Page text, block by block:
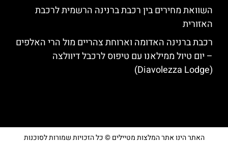
השוואת מחירים בין רכבת ברנינה הרשמית לרכבת
האזורית
רכבת ברנינה האדומה וארוחת צהריים מול הרי האלפים
– יום טיול ממילאנו עם טיפוס לרכבל דיוולצה
(Diavolezza Lodge)
האתר הינו אתר המלצות מטיילים © כל הזכויות שמורות לסוכנות